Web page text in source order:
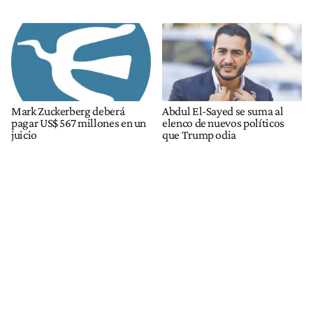
Mark Zuckerberg deberá
pagar US$ 567 millones en un
juicio
Abdul El-Sayed se suma al
elenco de nuevos políticos
que Trump odia